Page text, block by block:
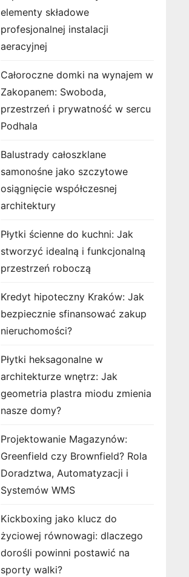
elementy składowe
profesjonalnej instalacji
aeracyjnej
Całoroczne domki na wynajem w
Zakopanem: Swoboda,
przestrzeń i prywatność w sercu
Podhala
Balustrady całoszklane
samonośne jako szczytowe
osiągnięcie współczesnej
architektury
Płytki ścienne do kuchni: Jak
stworzyć idealną i funkcjonalną
przestrzeń roboczą
Kredyt hipoteczny Kraków: Jak
bezpiecznie sfinansować zakup
nieruchomości?
Płytki heksagonalne w
architekturze wnętrz: Jak
geometria plastra miodu zmienia
nasze domy?
Projektowanie Magazynów:
Greenfield czy Brownfield? Rola
Doradztwa, Automatyzacji i
Systemów WMS
Kickboxing jako klucz do
życiowej równowagi: dlaczego
dorośli powinni postawić na
sporty walki?